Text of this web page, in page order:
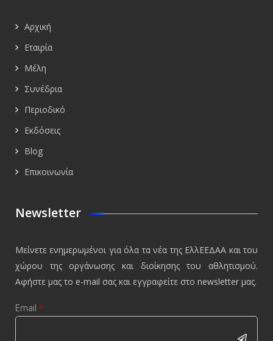
Αρχική
Εταιρία
Μέλη
Συνέδρια
Περιοδικό
Εκδόσεις
Blog
Επικοινωνία
Newsletter
Μείνετε ενημερωμένοι για όλα τα νέα της ΕλλΕΕΔΑΑ και του
χώρου της οργάνωσης και διοίκησης του αθλητισμού.
Αφήστε μας το e-mail σας και εγγραφείτε στο newsletter μας.
Email *